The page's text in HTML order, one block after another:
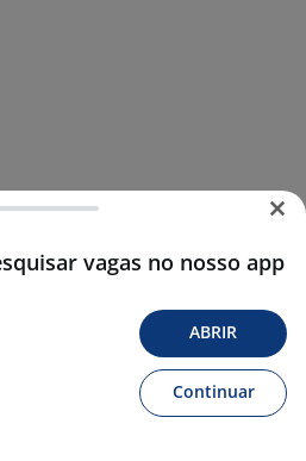
vagas no nosso app
ABRIR
Continuar